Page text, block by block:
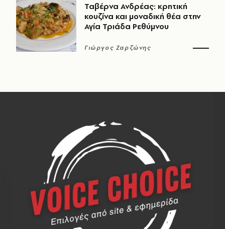
Ταβέρνα Ανδρέας: κρητική
κουζίνα και μοναδική θέα στην
Αγία Τριάδα Ρεθύμνου
Γιώργος Ζαρζώνης